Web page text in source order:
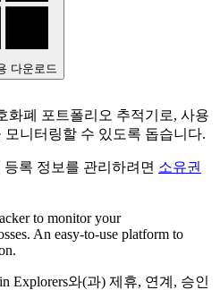
다운로드
화폐 포트폴리오 추적기로, 사용
니터링할 수 있도록 돕습니다.
록 정보를 관리하려면 소유권
to monitor your
An easy-to-use platform to
Explorers와(과) 제휴, 연계, 승인